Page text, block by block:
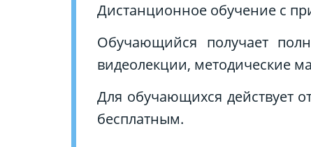
Дистанционное обучение с
Обучающийся получает
видеолекции, методические
Для обучающихся действует
бесплатным.